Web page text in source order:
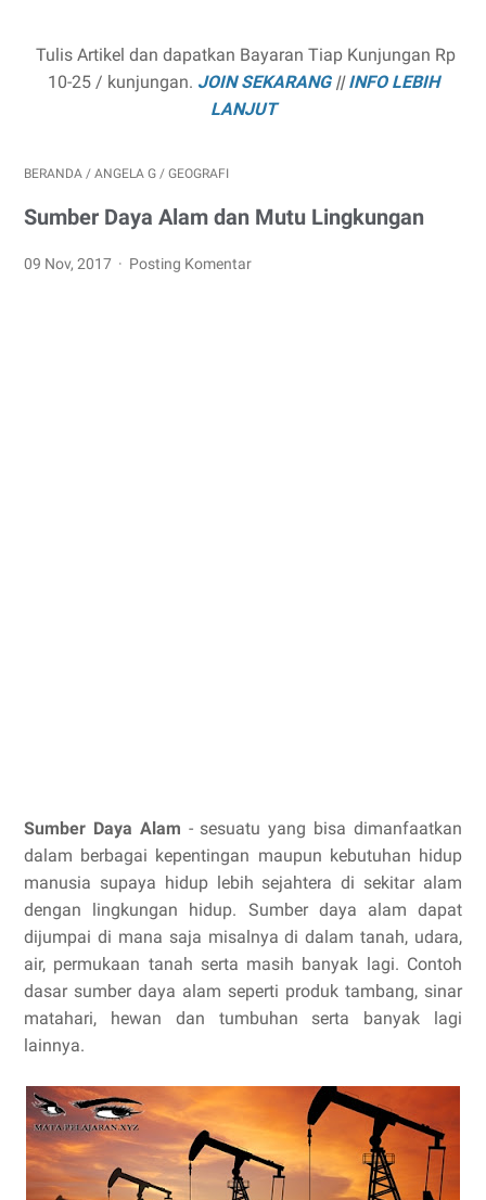
Tulis Artikel dan dapatkan Bayaran Tiap Kunjungan Rp
10-25 / kunjungan. JOIN SEKARANG||INFO LEBIH
LANJUT
BERANDA / ANGELA G / GEOGRAFI
Sumber Daya Alam dan Mutu Lingkungan
09 Nov, 2017 Posting Komentar
Sumber Daya Alam - sesuatu yang bisa dimanfaatkan
dalam berbagai kepentingan maupun kebutuhan hidup
manusia supaya hidup lebih sejahtera di sekitar alam
dengan lingkungan hidup. Sumber daya alam dapat
dijumpai di mana saja misalnya di dalam tanah, udara,
air, permukaan tanah serta masih banyak lagi. Contoh
dasar sumber daya alam seperti produk tambang, sinar
matahari, hewan dan tumbuhan serta banyak lagi
lainnya.